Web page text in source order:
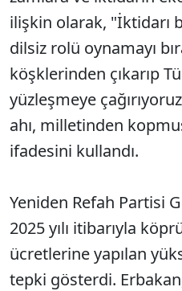
ilişkin olarak, "İktidarı
dilsiz rolü oynamayı
köşklerinden çıkarıp
yüzleşmeye
ahı, milletinden
ifadesini kullandı.
Yeniden Refah Partisi
2025 yılı itibarıyla
ücretlerine yapılan
tepki gösterdi.